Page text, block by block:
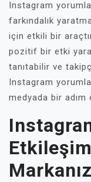
Instagram
farkındalık
için etkili bir
pozitif bir etki
tanıtabilir ve
Instagram
medyada bir